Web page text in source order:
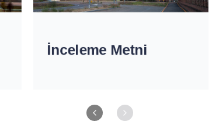
İnceleme Metni